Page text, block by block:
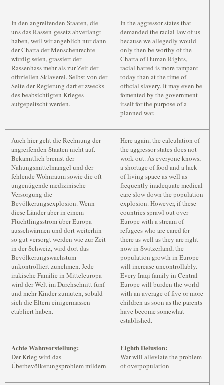
In den angreifenden Staaten, die
uns das Rassen-gesetz abverlangt
haben, weil wir angeblich nur dann
der Charta der Menschenrechte
würdig seien, grassiert der
Rassenhass mehr als zur Zeit der
offiziellen Sklaverei. Selbst von der
Seite der Regierung darf er zwecks
des beabsichtigten Krieges
aufgepeitscht werden.
In the aggressor states that
demanded the racial law of us
because we allegedly would
only then be worthy of the
Charta of Human Rights,
racial hatred is more rampant
today than at the time of
official slavery. It may even be
fomented by the government
itself for the purpose of a
planned war.
Auch hier geht die Rechnung der
angreifenden Staaten nicht auf.
Bekanntlich bremst der
Nahungsmittelmangel und der
fehlende Wohnraum sowie die oft
ungenügende medizinische
Versorgung die
Bevölkerungsexplosion. Wenn
diese Länder aber in einem
Flüchtlingsstrom über Europa
ausschwärmen und dort weiterhin
so gut versorgt werden wie zur Zeit
in der Schweiz, wird dort das
Bevölkerungswachstum
unkontrolliert zunehmen. Jede
irakische Familie in Mitteleuropa
wird der Welt im Durchschnitt fünf
und mehr Kinder zumuten, sobald
sich die Eltern einigermassen
etabliert haben.
Here again, the calculation of
the aggressor states does not
work out. As everyone knows,
a shortage of food and a lack
of living space as well as
frequently inadequate medical
care slow down the population
explosion. However, if these
countries sprawl out over
Europe with a stream of
refugees who are cared for
there as well as they are right
now in Switzerland, the
population growth in Europe
will increase uncontrollably.
Every Iraqi family in Central
Europe will burden the world
with an average of five or more
children as soon as the parents
have become somewhat
established.
Achte Wahnvorstellung:
Der Krieg wird das
Überbevölkerungsproblem mildern
Eighth Delusion:
War will alleviate the problem
of overpopulation